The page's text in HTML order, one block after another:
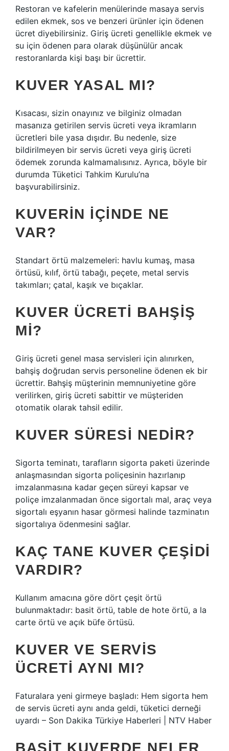
Restoran ve kafelerin menülerinde masaya servis
edilen ekmek, sos ve benzeri ürünler için ödenen
ücret diyebilirsiniz. Giriş ücreti genellikle ekmek ve
su için ödenen para olarak düşünülür ancak
restoranlarda kişi başı bir ücrettir.
KUVER YASAL MI?
Kısacası, sizin onayınız ve bilginiz olmadan
masanıza getirilen servis ücreti veya ikramların
ücretleri bile yasa dışıdır. Bu nedenle, size
bildirilmeyen bir servis ücreti veya giriş ücreti
ödemek zorunda kalmamalısınız. Ayrıca, böyle bir
durumda Tüketici Tahkim Kurulu’na
başvurabilirsiniz.
KUVERIN IÇINDE NE
VAR?
Standart örtü malzemeleri: havlu kumaş, masa
örtüsü, kılıf, örtü tabağı, peçete, metal servis
takımları; çatal, kaşık ve bıçaklar.
KUVER ÜCRETI BAHŞIŞ
MI?
Giriş ücreti genel masa servisleri için alınırken,
bahşiş doğrudan servis personeline ödenen ek bir
ücrettir. Bahşiş müşterinin memnuniyetine göre
verilirken, giriş ücreti sabittir ve müşteriden
otomatik olarak tahsil edilir.
KUVER SÜRESI NEDIR?
Sigorta teminatı, tarafların sigorta paketi üzerinde
anlaşmasından sigorta poliçesinin hazırlanıp
imzalanmasına kadar geçen süreyi kapsar ve
poliçe imzalanmadan önce sigortalı mal, araç veya
sigortalı eşyanın hasar görmesi halinde tazminatın
sigortalıya ödenmesini sağlar.
KAÇ TANE KUVER ÇEŞIDI
VARDIR?
Kullanım amacına göre dört çeşit örtü
bulunmaktadır: basit örtü, table de hote örtü, a la
carte örtü ve açık büfe örtüsü.
KUVER VE SERVIS
ÜCRETI AYNI MI?
Faturalara yeni girmeye başladı: Hem sigorta hem
de servis ücreti aynı anda geldi, tüketici derneği
uyardı – Son Dakika Türkiye Haberleri | NTV Haber
BASIT KUVERDE NELER